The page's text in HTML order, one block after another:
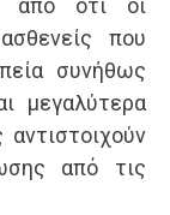
από ότι οι
που
συνήθως
μεγαλύτερα
από τις